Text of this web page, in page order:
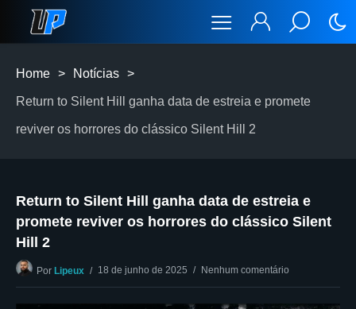
Home > Notícias >
Return to Silent Hill ganha data de estreia e promete
reviver os horrores do clássico Silent Hill 2
Return to Silent Hill ganha data de estreia e
promete reviver os horrores do clássico Silent
Hill 2
Por Lipeux 18 de junho de 2025 Nenhum comentário